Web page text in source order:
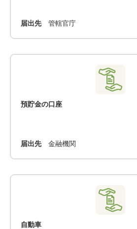
届出先管轄官庁
預貯金の口座
届出先金融機関
自動車